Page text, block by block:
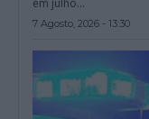
em julho...
7 Agosto, 2026 - 13:30